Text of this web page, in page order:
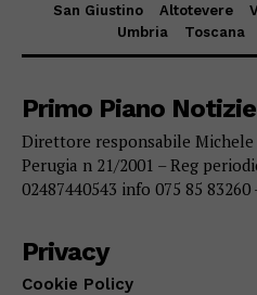
San Giustino
Altotevere
Umbria
Toscana
Primo Piano Notizie
Direttore responsabile
Perugia n 21/2001 – Reg
02487440543 info 075 85 83260
Privacy
Cookie Policy